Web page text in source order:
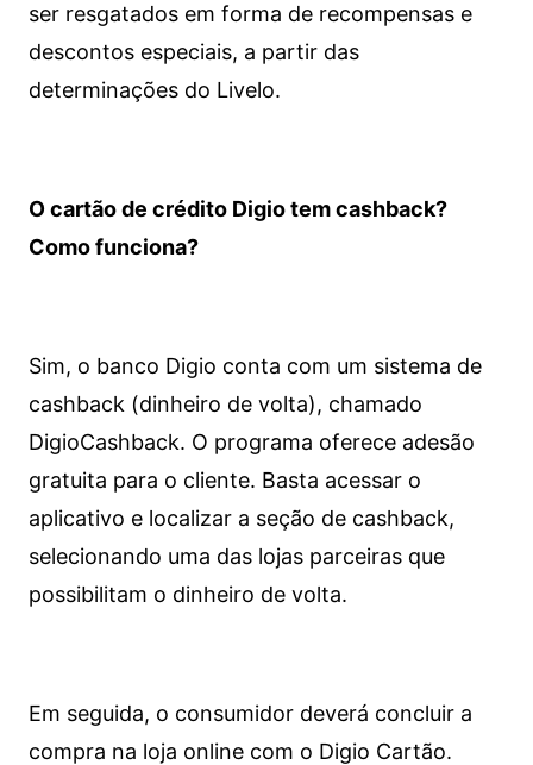
ser resgatados em forma de recompensas e
descontos especiais, a partir das
determinações do Livelo.
O cartão de crédito Digio tem cashback?
Como funciona?
Sim, o banco Digio conta com um sistema de
cashback (dinheiro de volta), chamado
DigioCashback. O programa oferece adesão
gratuita para o cliente. Basta acessar o
aplicativo e localizar a seção de cashback,
selecionando uma das lojas parceiras que
possibilitam o dinheiro de volta.
Em seguida, o consumidor deverá concluir a
compra na loja online com o Digio Cartão.